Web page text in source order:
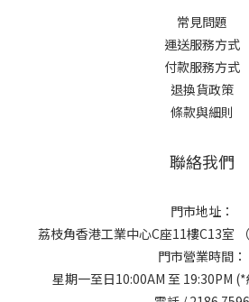
常見問題
運送服務方式
付款服務方式
退換貨政策
條款與細則
聯絡我們
門市地址：
荔枝角香港工業中心C座11樓C13室
門市營業時間：
星期一至日10:00AM 至 19:30PM